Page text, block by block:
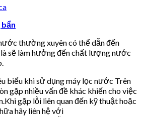
thường xuyên có thể dẫn đến
sẽ làm hưởng đến chất lượng nước
biểu khi sử dụng máy lọc nước Trên
gặp nhiều vấn đề khác khiến cho việc
gặp lỗi liên quan đến kỹ thuật hoặc
hãy liên hệ với